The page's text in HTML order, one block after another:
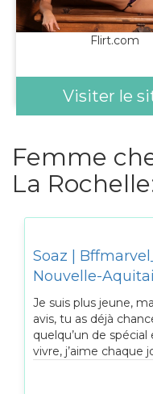
Flirt.com
Visiter le
Femme
La
Soaz |
Nouvelle-
Je suis plus jeune,
avis, tu as déjà
quelqu’un de spécial
vivre, j’aime chaque